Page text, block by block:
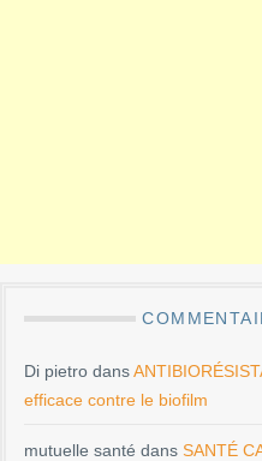
Di pietro dans
efficace contre le biofilm
mutuelle santé dans SANTÉ